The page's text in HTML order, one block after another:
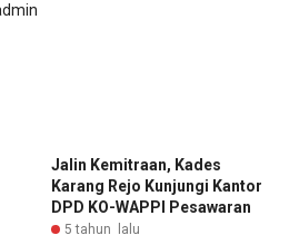
Jalin Kemitraan, Kades
Karang Rejo Kunjungi Kantor
DPD KO-WAPPI Pesawaran
5 tahun lalu